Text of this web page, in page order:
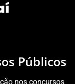
Públicos
nos concursos